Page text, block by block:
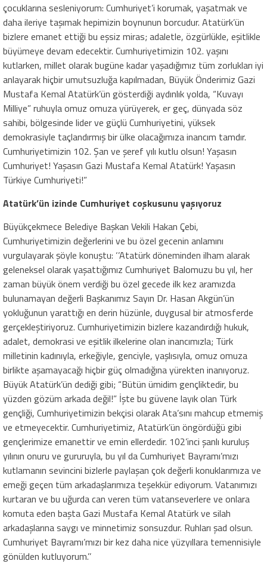
çocuklarına sesleniyorum: Cumhuriyet’i korumak, yaşatmak ve
daha ileriye taşımak hepimizin boynunun borcudur. Atatürk’ün
bizlere emanet ettiği bu eşsiz miras; adaletle, özgürlükle, eşitlikle
büyümeye devam edecektir. Cumhuriyetimizin 102. yaşını
kutlarken, millet olarak bugüne kadar yaşadığımız tüm zorlukları iyi
anlayarak hiçbir umutsuzluğa kapılmadan, Büyük Önderimiz Gazi
Mustafa Kemal Atatürk’ün gösterdiği aydınlık yolda, “Kuvayı
Milliye” ruhuyla omuz omuza yürüyerek, er geç, dünyada söz
sahibi, bölgesinde lider ve güçlü Cumhuriyetini, yüksek
demokrasiyle taçlandırmış bir ülke olacağımıza inancım tamdır.
Cumhuriyetimizin 102. Şan ve şeref yılı kutlu olsun! Yaşasın
Cumhuriyet! Yaşasın Gazi Mustafa Kemal Atatürk! Yaşasın
Türkiye Cumhuriyeti!”
Atatürk’ün izinde Cumhuriyet coşkusunu yaşıyoruz
Büyükçekmece Belediye Başkan Vekili Hakan Çebi,
Cumhuriyetimizin değerlerini ve bu özel gecenin anlamını
vurgulayarak şöyle konuştu: ‘’Atatürk döneminden ilham alarak
geleneksel olarak yaşattığımız Cumhuriyet Balomuzu bu yıl, her
zaman büyük önem verdiği bu özel gecede ilk kez aramızda
bulunamayan değerli Başkanımız Sayın Dr. Hasan Akgün’ün
yokluğunun yarattığı en derin hüzünle, duygusal bir atmosferde
gerçekleştiriyoruz. Cumhuriyetimizin bizlere kazandırdığı hukuk,
adalet, demokrasi ve eşitlik ilkelerine olan inancımızla; Türk
milletinin kadınıyla, erkeğiyle, genciyle, yaşlısıyla, omuz omuza
birlikte aşamayacağı hiçbir güç olmadığına yürekten inanıyoruz.
Büyük Atatürk’ün dediği gibi; “Bütün ümidim gençliktedir, bu
yüzden gözüm arkada değil!” İşte bu güvene layık olan Türk
gençliği, Cumhuriyetimizin bekçisi olarak Ata’sını mahcup etmemiş
ve etmeyecektir. Cumhuriyetimiz, Atatürk’ün öngördüğü gibi
gençlerimize emanettir ve emin ellerdedir. 102’inci şanlı kuruluş
yılının onuru ve gururuyla, bu yıl da Cumhuriyet Bayramı’mızı
kutlamanın sevincini bizlerle paylaşan çok değerli konuklarımıza ve
emeği geçen tüm arkadaşlarımıza teşekkür ediyorum. Vatanımızı
kurtaran ve bu uğurda can veren tüm vatanseverlere ve onlara
komuta eden başta Gazi Mustafa Kemal Atatürk ve silah
arkadaşlarına saygı ve minnetimiz sonsuzdur. Ruhları şad olsun.
Cumhuriyet Bayramı’mızı bir kez daha nice yüzyıllara temennisiyle
gönülden kutluyorum.’’